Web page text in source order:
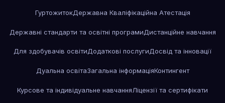
ГуртожитокДержавна Кваліфікаційна Атестація
Державні стандарти та освітні програмиДистанційне навчання
Для здобувачів освітиДодаткові послугиДосвід та інновації
Дуальна освітаЗагальна інформаціяКонтингент
Курсове та індивідуальне навчанняЛіцензії та сертифікати